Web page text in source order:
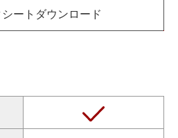
ートダウンロード